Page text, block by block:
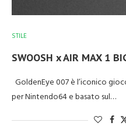
STILE
SWOOSH x AIR MAX 1
GoldenEye 007 è l’iconico
per Nintendo64 e basato sul…